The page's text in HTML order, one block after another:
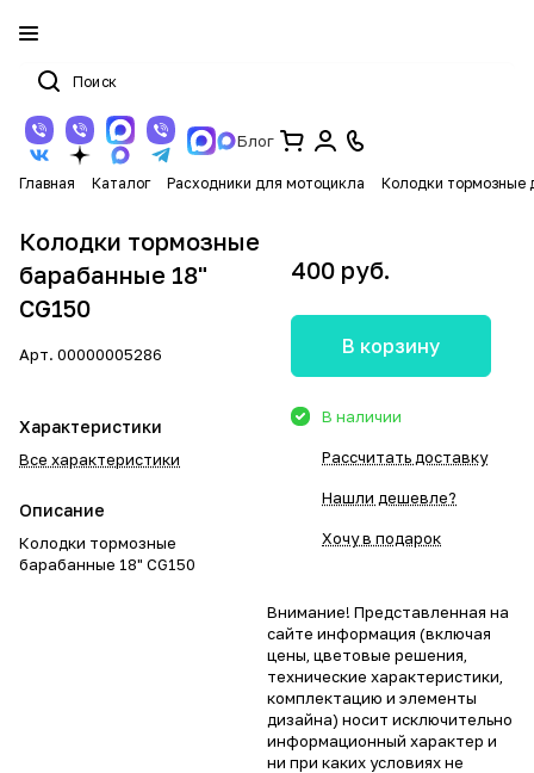
Блог
Главная Каталог Расходники для мотоцикла Колодки тормозные
Колодки тормозные
барабанные 18"
CG150
Арт. 00000005286
Характеристики
Все характеристики
Описание
Колодки тормозные
барабанные 18" CG150
400 руб.
В корзину
В наличии
Рассчитать доставку
Нашли дешевле?
Хочу в подарок
Внимание! Представленная на
сайте информация (включая
цены, цветовые решения,
технические характеристики,
комплектацию и элементы
дизайна) носит исключительно
информационный характер и
ни при каких условиях не